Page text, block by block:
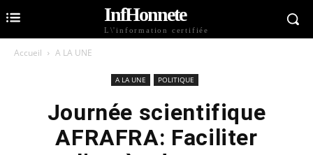
InfHonnete
L\'information certifiée
Accueil A LA UNE
A LA UNE POLITIQUE
Journée scientifique
AFRAFRA: Faciliter